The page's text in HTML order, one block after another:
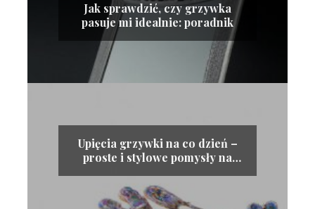
Jak sprawdzić, czy grzywka
pasuje mi idealnie: poradnik
Upięcia grzywki na co dzień –
proste i stylowe pomysły na